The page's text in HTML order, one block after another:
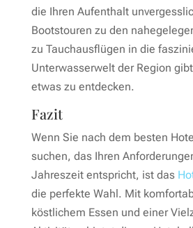
die Ihren Aufenthalt
Bootstouren zu den
zu Tauchausflügen in die
Unterwasserwelt der Region
etwas zu entdecken.
Fazit
Wenn Sie nach dem besten
suchen, das Ihren
Jahreszeit entspricht, ist das
die perfekte Wahl. Mit
köstlichem Essen und einer